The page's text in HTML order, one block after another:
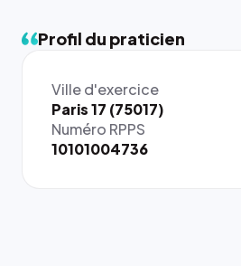
Profil du praticien
Ville d'exercice
Paris 17 (75017)
Numéro RPPS
10101004736